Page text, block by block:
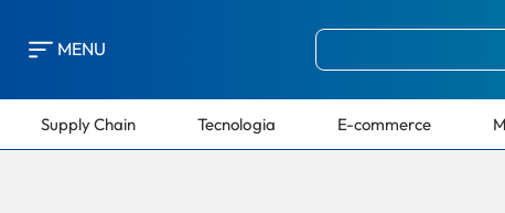
MENU
Supply Chain Tecnologia E-commerce